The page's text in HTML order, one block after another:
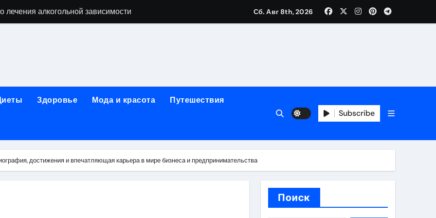
лечения алкогольной зависимости
для маникюра, педикюра, дизайна ногтей, депиляции и наращивания ресниц
огнезащитной изоляции для промышленных объектов
и Таджикистаном: варианты билетов и требования к документам
к консультации, методы обследования и ход приема
Сб. Авг 8th, 2026
Здоровье Мода и красота Путешествия
Subscribe
достижения и впечатляющая карьера в мире бизнеса и предпринимательства
Поиск